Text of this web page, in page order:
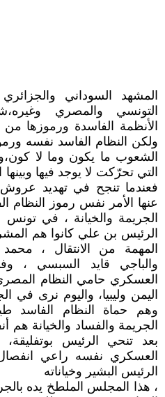
المشهد السوداني
التونسي والمصري
الأنظمة الفاسدة ورموزها من
ولكن النظام الفاسد نفسه
الشعوب ما يكون وما لا
التي تحرّكت لا يوجد فيها وبينها
فعندما تنجح في تهديد عروش
عنها الأمر نفس رموز النظام
الرئيس بن علي كانوا هم
المهمة من الانتقال ،
والباجي قايد السبسي ،
العسكري حامي النظام
اليمن وليبيا، واليوم نرى في
وهم حماة النظام الفاسد
الجريمة والفساد والخيانة هم
بعد تنحي الرئيس
العسكري نفسه راعي
الرئيس البشير وخياناته
، هذا المجلس الملطخ يده